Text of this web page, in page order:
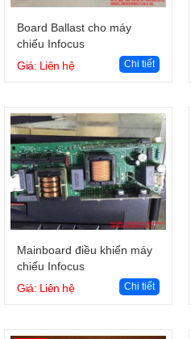
Giỏ hàng
Board Ballast cho máy
chiếu Infocus
Giá: Liên hệ
Chi tiết
Giỏ hàng
Mainboard điều khiển máy
chiếu Infocus
Giá: Liên hệ
Chi tiết